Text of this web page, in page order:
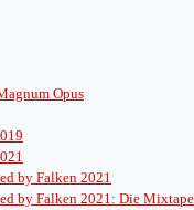
Opus
by Falken 2021
by Falken 2021: Die